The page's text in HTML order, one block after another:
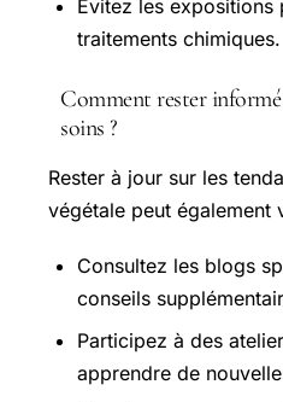
Évitez les expositions
traitements chimiques.
Comment rester informé
soins ?
Rester à jour sur les
végétale peut également
Consultez les blogs
conseils
Participez à des
apprendre de